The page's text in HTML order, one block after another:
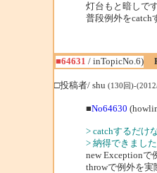
灯台もと暗しで
普段例外をcatch
■64631 / inTopicNo.6)
□投稿者/ shu (130回)-
■No64630
> catchするだけ
> 納得できまし
new Exceptionで
throwで例外を実